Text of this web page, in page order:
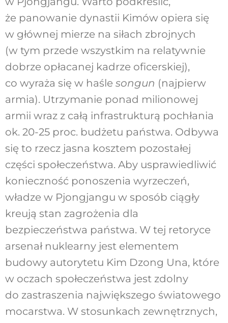
że panowanie dynastii Kimów opiera się
w głównej mierze na siłach zbrojnych
(w tym przede wszystkim na relatywnie
dobrze opłacanej kadrze oficerskiej),
co wyraża się w haśle songun (najpierw
armia). Utrzymanie ponad milionowej
armii wraz z całą infrastrukturą pochłania
ok. 20-25 proc. budżetu państwa. Odbywa
się to rzecz jasna kosztem pozostałej
części społeczeństwa. Aby usprawiedliwić
konieczność ponoszenia wyrzeczeń,
władze w Pjongjangu w sposób ciągły
kreują stan zagrożenia dla
bezpieczeństwa państwa. W tej retoryce
arsenał nuklearny jest elementem
budowy autorytetu Kim Dzong Una, które
w oczach społeczeństwa jest zdolny
do zastraszenia największego światowego
mocarstwa. W stosunkach zewnętrznych,